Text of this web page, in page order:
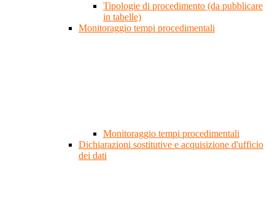
Tipologie di procedimento (da pubblicare
in tabelle)
Monitoraggio tempi procedimentali
Monitoraggio tempi procedimentali
Dichiarazioni sostitutive e acquisizione d'ufficio
dei dati